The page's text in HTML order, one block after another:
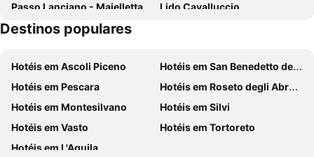
Passo Lanciano - Majelletta
Lido Cavalluccio
Fossacesia Marina
Parco Nazionale della Majella
Marina di Montenero
Lido Riccio
Montesilvano Colle
Riserva Naturale Regionale Punta Aderci
Palco - Palacongressi d'Abruzzo
San Tommaso
Porto Turistico Marina di Pescara
Città Sant'Angelo Outlet Village
Destinos populares
Hotéis em Ascoli Piceno
Hotéis em San Benedetto del Tronto
Hotéis em Pescara
Hotéis em Roseto degli Abruzzi
Hotéis em Montesilvano
Hotéis em Silvi
Hotéis em Vasto
Hotéis em Tortoreto
Hotéis em L'Aquila